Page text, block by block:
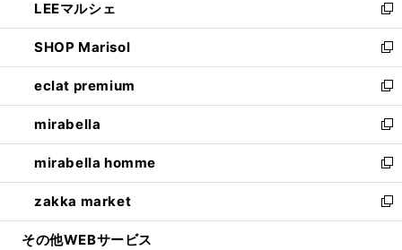
く
で
開
く
ド
ウ
で
開
く
ィ
ン
ド
ウ
で
開
く
い
ウ
ィ
ン
ド
ウ
で
開
く
LEEマルシェ
新
し
い
ウ
ィ
ン
ド
ウ
で
開
く
SHOP Marisol
新
し
い
ウ
ィ
ン
ド
ウ
で
開
eclat premium
新
し
い
ウ
ィ
ン
ド
ウ
mirabella
新
し
い
ウ
ィ
ン
mirabella homme
新
し
い
ウ
zakka market
新
し
その他WEBサービス